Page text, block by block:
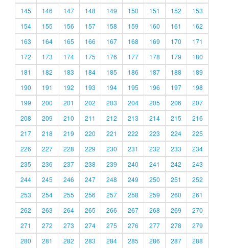
145
146 147 148 149 150 151 152
153
154
155 156 157 158 159 160 161
162
163
164 165 166 167 168 169 170
171
172
173 174 175 176 177 178 179
180
181
182 183 184 185 186 187 188
189
190
191 192 193 194 195 196 197
198
199
200 201 202 203 204 205 206
207
208
209 210 211 212 213 214 215
216
217
218 219 220 221 222 223 224
225
226
227 228 229 230 231 232 233
234
235
236 237 238 239 240 241 242
243
244
245 246 247 248 249 250 251
252
253
254 255 256 257 258 259 260
261
262
263 264 265 266 267 268 269
270
271
272 273 274 275 276 277 278
279
280
281 282 283 284 285 286 287 288